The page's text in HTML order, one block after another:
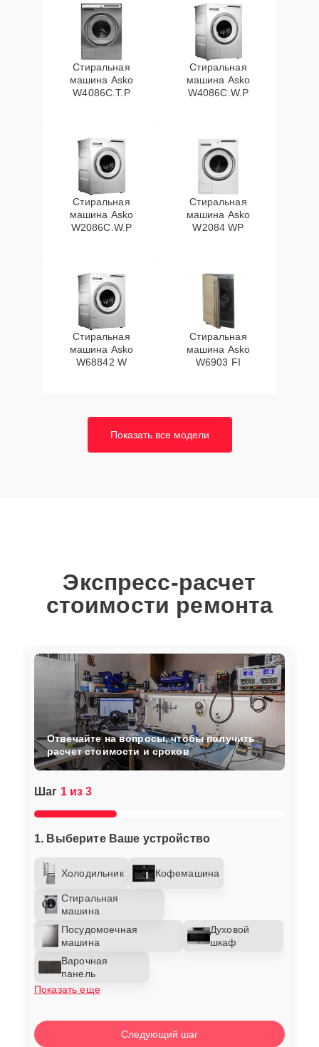
Стиральная
машина Asko
W4086C.T.P
Стиральная
машина Asko
W4086C.W.P
Стиральная
машина Asko
W2086C.W.P
Стиральная
машина Asko
W2084 WP
Стиральная
машина Asko
W68842 W
Стиральная
машина Asko
W6903 FI
Показать все модели
Экспресс-расчет
стоимости ремонта
Шаг 1 из 3
1. Выберите Ваше устройство
Холодильник Кофемашина
Стиральная
машина
Посудомоечная
машина
Духовой
шкаф
Варочная
панель
Показать еще
Отвечайте на вопросы, чтобы получить
расчет стоимости и сроков
Следующий шаг